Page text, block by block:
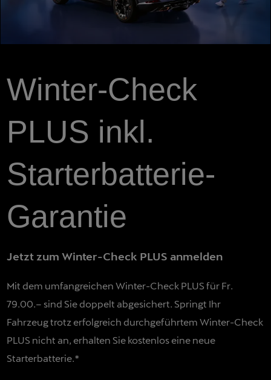
Winter-Check
PLUS inkl.
Starterbatterie-
Garantie
Jetzt zum Winter-Check PLUS anmelden
Mit dem umfangreichen Winter-Check PLUS für Fr.
79.00.– sind Sie doppelt abgesichert. Springt Ihr
Fahrzeug trotz erfolgreich durchgeführtem Winter-Check
PLUS nicht an, erhalten Sie kostenlos eine neue
Starterbatterie.*